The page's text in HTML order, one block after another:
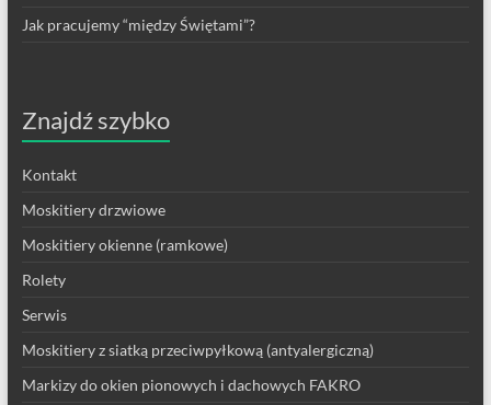
Jak pracujemy “między Świętami”?
Znajdź szybko
Kontakt
Moskitiery drzwiowe
Moskitiery okienne (ramkowe)
Rolety
Serwis
Moskitiery z siatką przeciwpyłkową (antyalergiczną)
Markizy do okien pionowych i dachowych FAKRO